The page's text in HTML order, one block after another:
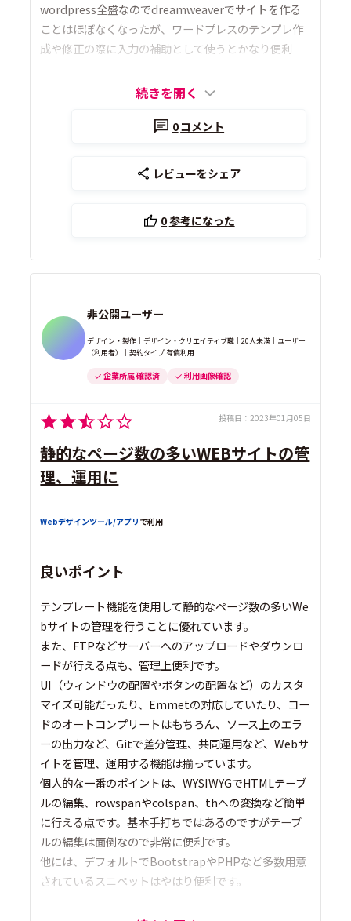
wordpress全盛なのでdreamweaverでサイトを作る
ことはほぼなくなったが、ワードプレスのテンプレ作
成や修正の際に入力の補助として使うとかなり便利
続きを開く
0コメント
レビューをシェア
0参考になった
非公開ユーザー
デザイン・製作｜デザイン・クリエイティブ職｜20人未満｜ユーザー
（利用者）｜契約タイプ 有償利用
企業所属 確認済 利用画像確認
投稿日： 2023年01月05日
静的なページ数の多いWEBサイトの管
理、運用に
Webデザインツール/アプリ で利用
良いポイント
テンプレート機能を使用して静的なページ数の多いWe
bサイトの管理を行うことに優れています。
また、FTPなどサーバーへのアップロードやダウンロ
ードが行える点も、管理上便利です。
UI（ウィンドウの配置やボタンの配置など）のカスタ
マイズ可能だったり、Emmetの対応していたり、コー
ドのオートコンプリートはもちろん、ソース上のエラ
ーの出力など、Gitで差分管理、共同運用など、Webサ
イトを管理、運用する機能は揃っています。
個人的な一番のポイントは、WYSIWYGでHTMLテーブ
ルの編集、rowspanやcolspan、thへの変換など簡単
に行える点です。基本手打ちではあるのですがテーブ
ルの編集は面倒なので非常に便利です。
他には、デフォルトでBootstrapやPHPなど多数用意
されているスニペットはやはり便利です。